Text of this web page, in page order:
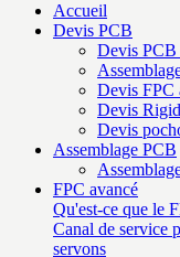
Accueil
Devis PCB
Devis PCB
Devis FPC
Devis
Devis
Assemblage PCB
FPC avancé
Qu'est-ce que le
Canal de service
servons